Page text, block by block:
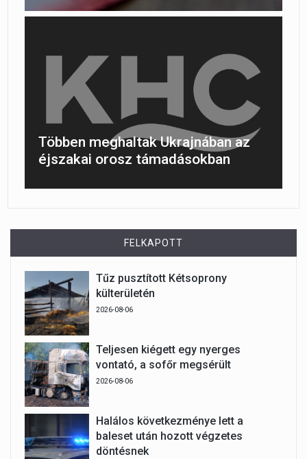
Többen meghaltak Ukrajnában az
éjszakai orosz támadásokban
FELKAPOTT
Tűz pusztított Kétsoprony
külterületén
2026-08-06
Teljesen kiégett egy nyerges
vontató, a sofőr megsérült
2026-08-06
Halálos következménye lett a
baleset után hozott végzetes
döntésnek